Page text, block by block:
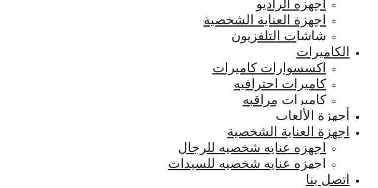
اجهزه الراديو
اجهزة العناية الشخصية
شاشات التلفزيون
الكاميرات
اكسسوارات كاميرات
كاميرات احترافيه
كاميرات مراقبه
أجهزة الألعاب
اجهزة العناية الشخصية
اجهزه عنايه شخصيه للرجال
اجهزه عنايه شخصيه للسيدات
اتصل بنا